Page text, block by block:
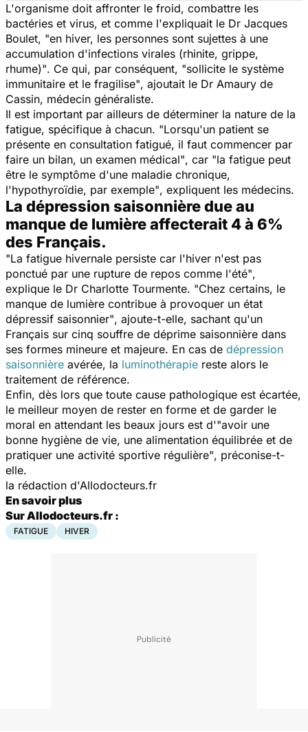
L'organisme doit affronter le froid, combattre les
bactéries et virus, et comme l'expliquait le Dr Jacques
Boulet, "en hiver, les personnes sont sujettes à une
accumulation d'infections virales (rhinite, grippe,
rhume)". Ce qui, par conséquent, "sollicite le système
immunitaire et le fragilise", ajoutait le Dr Amaury de
Cassin, médecin généraliste.
Il est important par ailleurs de déterminer la nature de la
fatigue, spécifique à chacun. "Lorsqu'un patient se
présente en consultation fatigué, il faut commencer par
faire un bilan, un examen médical", car "la fatigue peut
être le symptôme d'une maladie chronique,
l'hypothyroïdie, par exemple", expliquent les médecins.
La dépression saisonnière due au
manque de lumière affecterait 4 à 6%
des Français.
"La fatigue hivernale persiste car l'hiver n'est pas
ponctué par une rupture de repos comme l'été",
explique le Dr Charlotte Tourmente. "Chez certains, le
manque de lumière contribue à provoquer un état
dépressif saisonnier", ajoute-t-elle, sachant qu'un
Français sur cinq souffre de déprime saisonnière dans
ses formes mineure et majeure. En cas de dépression
saisonnière avérée, la luminothérapie reste alors le
traitement de référence.
Enfin, dès lors que toute cause pathologique est écartée,
le meilleur moyen de rester en forme et de garder le
moral en attendant les beaux jours est d'"avoir une
bonne hygiène de vie, une alimentation équilibrée et de
pratiquer une activité sportive régulière", préconise-t-
elle.
la rédaction d'Allodocteurs.fr
En savoir plus
Sur Allodocteurs.fr :
FATIGUE HIVER